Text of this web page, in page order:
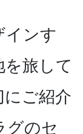
インす
旅して
ご紹介
グのセ